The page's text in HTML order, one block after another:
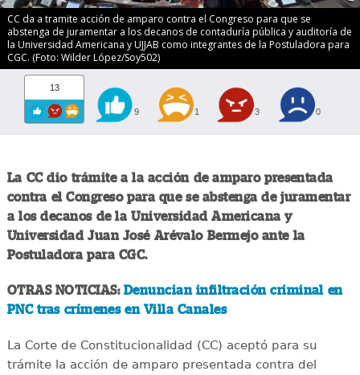
CC da a tramite acción de amparo contra el Congreso para que se
abstenga de juramentar a los decanos de contaduría pública y auditoría de
la Universidad Americana y UJJAB como integrantes de la Postuladora para
CGC. (Foto: Wilder López/Soy502)
13
9 1 3 0
La CC dio trámite a la acción de amparo presentada
contra el Congreso para que se abstenga de juramentar
a los decanos de la Universidad Americana y
Universidad Juan José Arévalo Bermejo ante la
Postuladora para CGC.
OTRAS NOTICIAS: Denuncian infiltración criminal en
PNC tras crímenes en Villa Canales
La Corte de Constitucionalidad (CC) aceptó para su
trámite la acción de amparo presentada contra del